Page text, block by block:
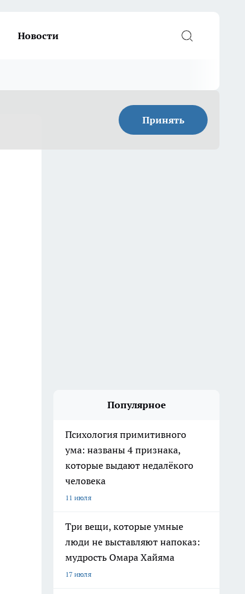
Новости
Принять
Популярное
Психология примитивного
ума: названы 4 признака,
которые выдают недалёкого
человека
11 июля
Три вещи, которые умные
люди не выставляют напоказ:
мудрость Омара Хайяма
17 июля